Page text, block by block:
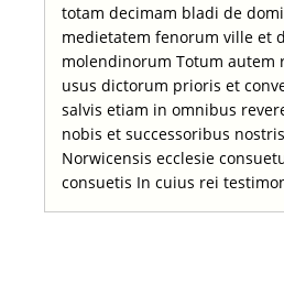
totam decimam bladi de
medietatem fenorum ville et
molendinorum Totum autem
usus dictorum prioris et
salvis etiam in omnibus
nobis et successoribus
Norwicensis ecclesie
consuetis In cuius rei